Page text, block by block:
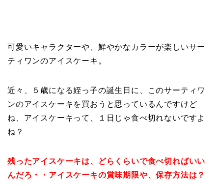
可愛いキャラクターや、鮮やかなカラーが楽しいサー
ティワンのアイスケーキ。
近々、５歳になる姪っ子の誕生日に、このサーティワ
ンのアイスケーキを買おうと思っているんですけど
ね、アイスケーキって、１日じゃ食べ切れないですよ
ね？
残ったアイスケーキは、どらくらいで食べ切ればいい
んだろ・・アイスケーキの賞味期限や、保存方法は？